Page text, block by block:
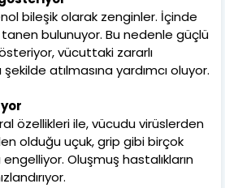
bileşik olarak zenginler. İçinde
bulunuyor. Bu nedenle güçlü
vücuttaki zararlı
atılmasına yardımcı oluyor.
özellikleri ile, vücudu virüslerden
olduğu uçuk, grip gibi birçok
Oluşmuş hastalıkların